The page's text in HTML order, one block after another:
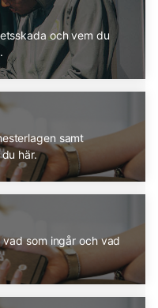
och vem du
samt
här.
som ingår och vad